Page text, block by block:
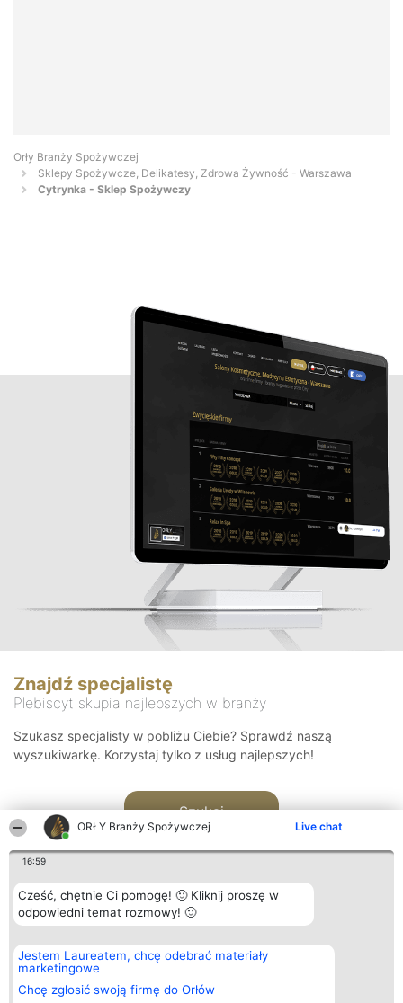
ORŁY Branży Spożywczej Live chat
16:59
Cześć, chętnie Ci pomogę! 🙂 Kliknij proszę w
odpowiedni temat rozmowy! 🙂
Jestem Laureatem, chcę odebrać materiały
marketingowe
Chcę zgłosić swoją firmę do Orłów
Orły Branży Spożywczej
Sklepy Spożywcze, Delikatesy, Zdrowa Żywność - Warszawa
Cytrynka - Sklep Spożywczy
Znajdź specjalistę
Plebiscyt skupia najlepszych w branży
Szukasz specjalisty w pobliżu Ciebie? Sprawdź naszą
wyszukiwarkę. Korzystaj tylko z usług najlepszych!
Szukaj
Organizator plebiscytu
Bright Side Solutions sp. z o.
o. sp. k.
ul. Ruska 22
Wrocław 50-079
Plebiscyt
Laureaci
wszystkich
Laureatów
Kontakt
Kontakt